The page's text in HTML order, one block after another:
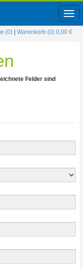
Menü
(0)| Warenkorb (0) 0,00 €
Felder sind